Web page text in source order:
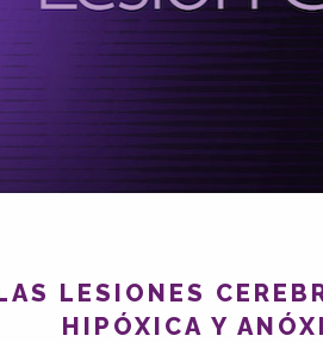
LESIONES
HIPÓXICA Y